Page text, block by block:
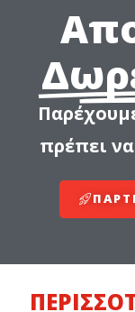
πρέπει